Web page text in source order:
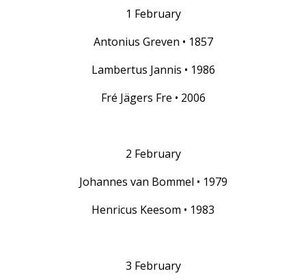
1 February
Antonius Greven • 1857
Lambertus Jannis • 1986
Fré Jägers Fre • 2006
2 February
Johannes van Bommel • 1979
Henricus Keesom • 1983
3 February